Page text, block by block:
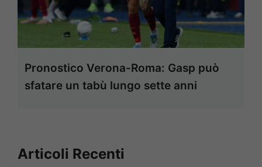
Pronostico Verona-Roma: Gasp può
sfatare un tabù lungo sette anni
Articoli Recenti